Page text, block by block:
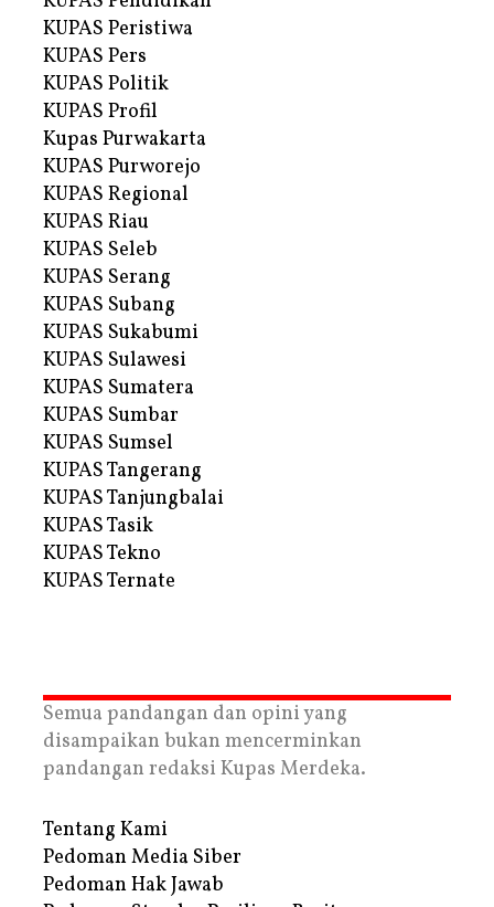
KUPAS Peristiwa
KUPAS Pers
KUPAS Politik
KUPAS Profil
Kupas Purwakarta
KUPAS Purworejo
KUPAS Regional
KUPAS Riau
KUPAS Seleb
KUPAS Serang
KUPAS Subang
KUPAS Sukabumi
KUPAS Sulawesi
KUPAS Sumatera
KUPAS Sumbar
KUPAS Sumsel
KUPAS Tangerang
KUPAS Tanjungbalai
KUPAS Tasik
KUPAS Tekno
KUPAS Ternate
Semua pandangan dan opini yang
disampaikan bukan mencerminkan
pandangan redaksi Kupas Merdeka.
Tentang Kami
Pedoman Media Siber
Pedoman Hak Jawab